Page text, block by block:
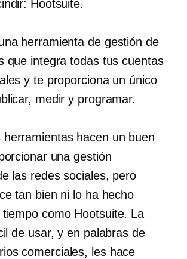
Hootsuite.
herramienta de gestión de
que integra todas tus cuentas
y te proporciona un único
medir y programar.
hacen un buen
una gestión
las redes sociales, pero
tan bien ni lo ha hecho
como Hootsuite. La
de usar, y en palabras de
comerciales, les hace